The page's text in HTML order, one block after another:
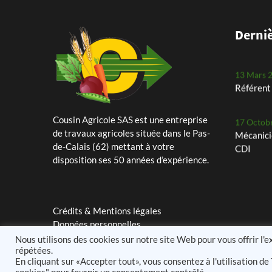
Cousin Agricole SAS est une entreprise
de travaux agricoles située dans le Pas-
de-Calais (62) mettant à votre
disposition ses 50 années d’expérience.
Crédits & Mentions légales
Données personnelles
11 Mars
13 Mars
17
CDI
25 Avril
Nous utilisons des cookies sur notre site Web pour vous offrir
répétées.
En cliquant sur «Accepter tout», vous consentez à l'utilisation